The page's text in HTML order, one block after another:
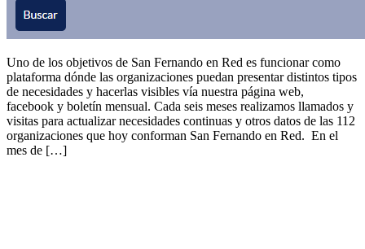
Uno de los objetivos de San Fernando en Red es funcionar como
plataforma dónde las organizaciones puedan presentar distintos tipos
de necesidades y hacerlas visibles vía nuestra página web,
facebook y boletín mensual. Cada seis meses realizamos llamados y
visitas para actualizar necesidades continuas y otros datos de las 112
organizaciones que hoy conforman San Fernando en Red. En el
mes de […]